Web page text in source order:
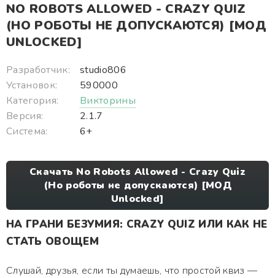
NO ROBOTS ALLOWED - CRAZY QUIZ
(НО РОБОТЫ НЕ ДОПУСКАЮТСЯ) [МОД
UNLOCKED]
Разработчик:
studio806
Установок:
590000
Категория:
Викторины
Версия:
2.1.7
Система:
6+
Скачать No Robots Allowed - Crazy Quiz
(Но роботы не допускаются) [МОД
Unlocked]
НА ГРАНИ БЕЗУМИЯ: CRAZY QUIZ ИЛИ КАК НЕ
СТАТЬ ОВОЩЕМ
Слушай, друзья, если ты думаешь, что простой квиз —